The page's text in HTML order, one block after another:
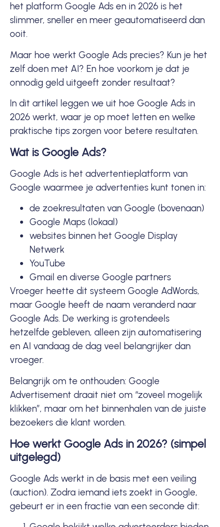
het platform Google Ads en in 2026 is het
slimmer, sneller en meer geautomatiseerd dan
ooit.
Maar hoe werkt Google Ads precies? Kun je het
zelf doen met AI? En hoe voorkom je dat je
onnodig geld uitgeeft zonder resultaat?
In dit artikel leggen we uit hoe Google Ads in
2026 werkt, waar je op moet letten en welke
praktische tips zorgen voor betere resultaten.
Wat is Google Ads?
Google Ads is het advertentieplatform van
Google waarmee je advertenties kunt tonen in:
de zoekresultaten van Google (bovenaan)
Google Maps (lokaal)
websites binnen het Google Display
Netwerk
YouTube
Gmail en diverse Google partners
Vroeger heette dit systeem Google AdWords,
maar Google heeft de naam veranderd naar
Google Ads. De werking is grotendeels
hetzelfde gebleven, alleen zijn automatisering
en AI vandaag de dag veel belangrijker dan
vroeger.
Belangrijk om te onthouden: Google
Advertisement draait niet om “zoveel mogelijk
klikken”, maar om het binnenhalen van de juiste
bezoekers die klant worden.
Hoe werkt Google Ads in 2026? (simpel
uitgelegd)
Google Ads werkt in de basis met een veiling
(auction). Zodra iemand iets zoekt in Google,
gebeurt er in een fractie van een seconde dit: